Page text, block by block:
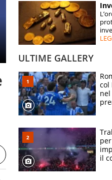
ULTIME GALLERY
col
il